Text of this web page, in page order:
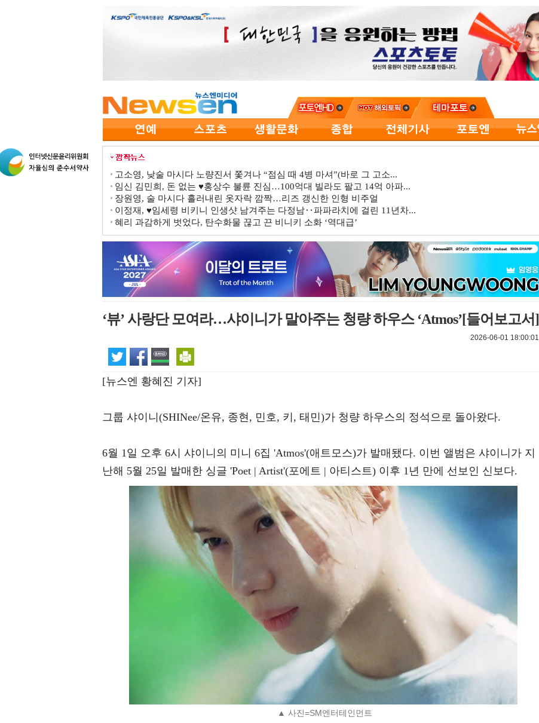
고소영, 낮술 마시다 노량진서 쫓겨나 “점심 때 4병 마셔”(바로 그 고소...
임신 김민희, 돈 없는 ♥홍상수 불륜 진심…100억대 빌라도 팔고 14억 아파...
장원영, 술 마시다 흘러내린 옷자락 깜짝…리즈 갱신한 인형 비주얼
이정재, ♥임세령 비키니 인생샷 남겨주는 다정남‥파파라치에 걸린 11년차...
혜리 과감하게 벗었다, 탄수화물 끊고 끈 비니키 소화 ‘역대급’
‘뷰’ 사랑단 모여라…샤이니가 말아주는 청량 하우스 ‘Atmos’[들어보고서]
2026-06-01 18:00:01
[뉴스엔 황혜진 기자]
그룹 샤이니(SHINee/온유, 종현, 민호, 키, 태민)가 청량 하우스의 정석으로 돌아왔다.
6월 1일 오후 6시 샤이니의 미니 6집 'Atmos'(애트모스)가 발매됐다. 이번 앨범은 샤이니가 지
난해 5월 25일 발매한 싱글 'Poet | Artist'(포에트 | 아티스트) 이후 1년 만에 선보인 신보다.
▲ 사진=SM엔터테인먼트